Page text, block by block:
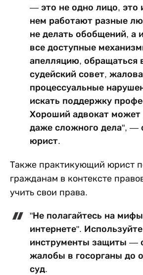
— это не одно лицо, это
нем работают разные
не делать обобщений, а
все доступные
апелляцию, обращаться
судейский совет,
процессуальные
искать поддержку
Хороший адвокат может
даже сложного дела", —
юрист.
Также практикующий юрист
гражданам в контексте
учить свои права.
"Не полагайтесь на
интернете".
инструменты защиты —
жалобы в госорганы до
суд.